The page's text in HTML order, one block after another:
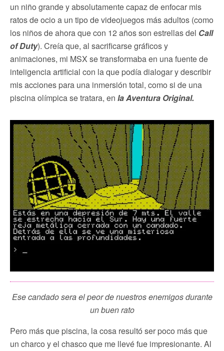
un niño grande y absolutamente capaz de enfocar mis
ratos de ocio a un tipo de videojuegos más adultos (como
los niños de ahora que con 12 años son estrellas del Call
of Duty). Creía que, al sacrificarse gráficos y
animaciones, mi MSX se transformaba en una fuente de
inteligencia artificial con la que podía dialogar y describir
mis acciones para una inmersión total, como si de una
piscina olímpica se tratara, en la Aventura Original.
Ese candado sera el peor de nuestros enemigos durante
un buen rato
Pero más que piscina, la cosa resultó ser poco más que
un charco y el chasco que me llevé fue impresionante. Al